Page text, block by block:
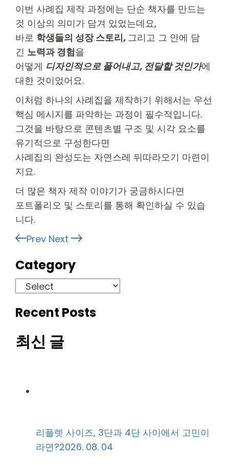
이번 사례집 제작 과정에는 단순 책자를 만드는
것 이상의 의미가 담겨 있었는데요,
바로 학생들의 성장 스토리, 그리고 그 안에 담
긴 노력과 경험을
어떻게 디자인적으로 풀어내고, 전달할 것인가에
대한 것이었어요.
이처럼 하나의 사례집을 제작하기 위해서는 우선
핵심 메시지를 파악하는 과정이 필수적입니다.
그것을 바탕으로 콘텐츠별 구조 및 시각 요소를
유기적으로 구성한다면
사례집의 완성도는 자연스레 뒤따라오기 마련이
지요.
더 많은 책자 제작 이야기가 궁금하시다면
포트폴리오 및 스토리를 통해 확인하실 수 있습
니다.
Prev Next
Category
Recent Posts
최신 글
리플렛 사이즈, 3단과 4단 사이에서 고민이
라면?2026. 08. 04